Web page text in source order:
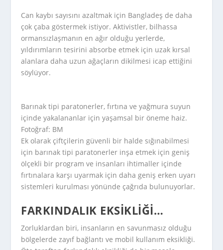
Can kaybı sayısını azaltmak için Bangladeş de daha
çok çaba göstermek istiyor. Aktivistler, bilhassa
ormansızlaşmanın en ağır olduğu yerlerde,
yıldırımların tesirini absorbe etmek için uzak kırsal
alanlara daha uzun ağaçların dikilmesi icap ettiğini
söylüyor.
Barınak tipi paratonerler, fırtına ve yağmura suyun
içinde yakalananlar için yaşamsal bir öneme haiz.
Fotoğraf: BM
Ek olarak çiftçilerin güvenli bir halde sığınabilmesi
için barınak tipi paratonerler inşa etmek için geniş
ölçekli bir program ve insanları ihtimaller içinde
fırtınalara karşı uyarmak için daha geniş erken uyarı
sistemleri kurulması yönünde çağrıda bulunuyorlar.
FARKINDALIK EKSIKLIĞI…
Zorluklardan biri, insanların en savunmasız olduğu
bölgelerde zayıf bağlantı ve mobil kullanım eksikliği.